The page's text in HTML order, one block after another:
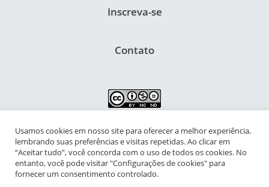
Inscreva-se
Contato
NIPIAC – Núcleo Interdisciplinar de Pesquisa para a Infância e
Adolescência Contemporâneas
Universidade Federal do Rio de Janeiro - Campus da Praia Vermelha
Usamos cookies em nosso site para oferecer a melhor experiência,
lembrando suas preferências e visitas repetidas. Ao clicar em
“Aceitar tudo”, você concorda com o uso de todos os cookies. No
entanto, você pode visitar "Configurações de cookies" para
fornecer um consentimento controlado.